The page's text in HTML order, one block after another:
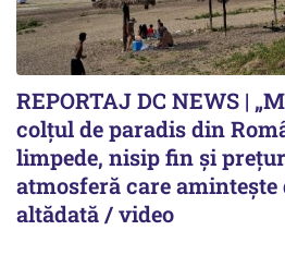
REPORTAJ DC NEWS |
colțul de paradis din
limpede, nisip fin și
atmosferă care
altădată / video